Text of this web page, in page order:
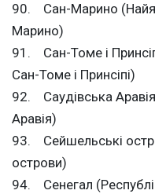
90. Сан-Марино
Марино)
91. Сан-Томе і
Сан-Томе і Принсіпі)
92. Саудівська
Аравія)
93. Сейшельські
острови)
94. Сенегал